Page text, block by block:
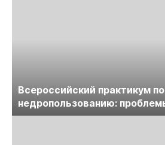
Всероссийский практикум по
недропользованию:
лицензирования,